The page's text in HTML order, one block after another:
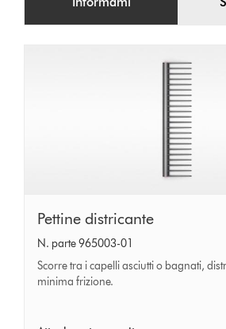
Pettine
districante
Pettine districante
N. parte 965003-01
Scorre tra i capelli asciutti o bagnati,
minima frizione.